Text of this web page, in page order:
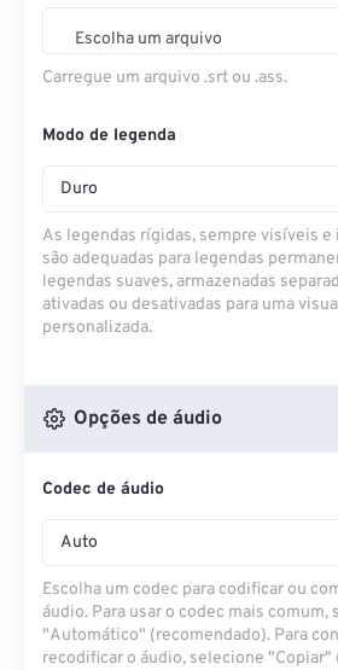
Escolha um arquivo
Carregue um arquivo .srt ou .ass.
Modo de legenda
Duro
As legendas rígidas, sempre visíveis e
são adequadas para legendas
legendas suaves, armazenadas
ativadas ou desativadas para uma
personalizada.
Opções de áudio
Codec de áudio
Auto
Escolha um codec para codificar ou
áudio. Para usar o codec mais comum,
"Automático" (recomendado). Para
recodificar o áudio, selecione "Copiar"